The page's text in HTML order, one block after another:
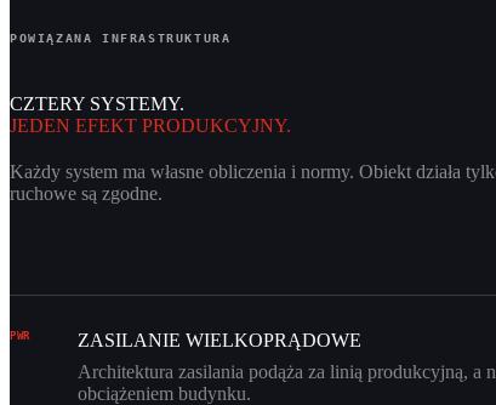
POWIĄZANA INFRASTRUKTURA
CZTERY SYSTEMY.
JEDEN EFEKT PRODUKCYJNY.
Każdy system ma własne obliczenia i normy. Obiekt działa
ruchowe są zgodne.
PWR
ZASILANIE WIELKOPRĄDOWE
Architektura zasilania podąża za linią produkcyjną, a
obciążeniem budynku.